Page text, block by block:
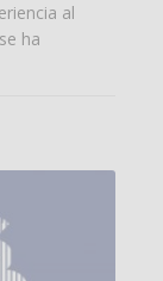
al
ha